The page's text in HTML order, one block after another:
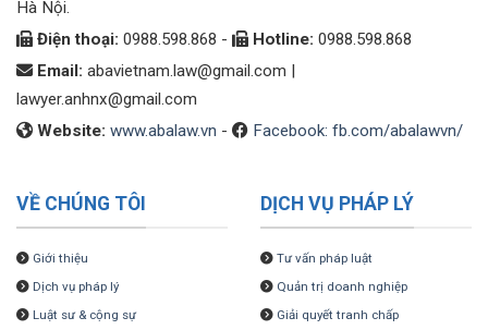
Hà Nội.
Điện thoại: 0988.598.868 - Hotline: 0988.598.868
Email: abavietnam.law@gmail.com |
lawyer.anhnx@gmail.com
Website: www.abalaw.vn - Facebook: fb.com/abalawvn/
VỀ CHÚNG TÔI
Giới thiệu
Dịch vụ pháp lý
Luật sư & cộng sự
DỊCH VỤ PHÁP LÝ
Tư vấn pháp luật
Quản trị doanh nghiệp
Giải quyết tranh chấp